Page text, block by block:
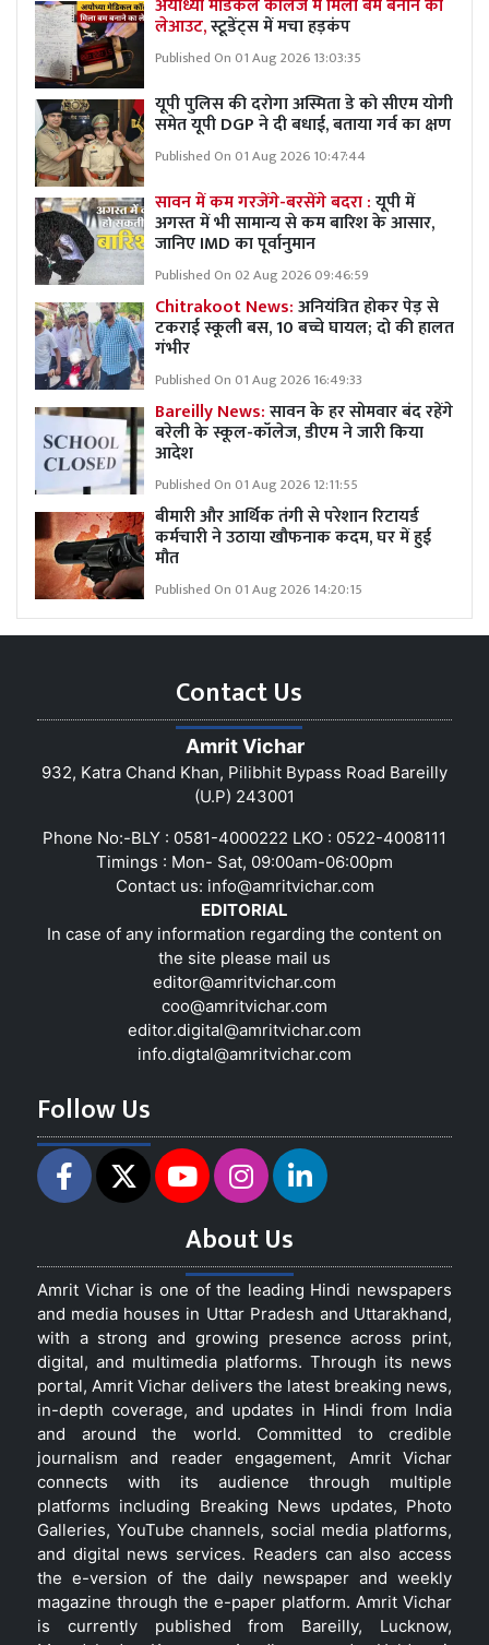
लेआउट,स्टूडेंट्स में मचा हड़कंप
Published On 01 Aug 2026 13:03:35
यूपी पुलिस की दरोगा अस्मिता डे को सीएम योगी
समेत यूपी DGP ने दी बधाई, बताया गर्व का क्षण
Published On 01 Aug 2026 10:47:44
सावन में कम गरजेंगे-बरसेंगे बदरा :यूपी में
अगस्त में भी सामान्य से कम बारिश के आसार,
जानिए IMD का पूर्वानुमान
Published On 02 Aug 2026 09:46:59
Chitrakoot News:अनियंत्रित होकर पेड़ से
टकराई स्कूली बस, 10 बच्चे घायल; दो की हालत
गंभीर
Published On 01 Aug 2026 16:49:33
Bareilly News:सावन के हर सोमवार बंद रहेंगे
बरेली के स्कूल-कॉलेज, डीएम ने जारी किया
आदेश
Published On 01 Aug 2026 12:11:55
बीमारी और आर्थिक तंगी से परेशान रिटायर्ड
कर्मचारी ने उठाया खौफनाक कदम, घर में हुई
मौत
Published On 01 Aug 2026 14:20:15
Contact Us
Amrit Vichar
932, Katra Chand Khan, Pilibhit Bypass Road Bareilly
(U.P) 243001
Phone No:-BLY : 0581-4000222 LKO : 0522-4008111
Timings : Mon- Sat, 09:00am-06:00pm
Contact us: info@amritvichar.com
EDITORIAL
In case of any information regarding the content on
the site please mail us
editor@amritvichar.com
coo@amritvichar.com
editor.digital@amritvichar.com
info.digtal@amritvichar.com
Follow Us
About Us
Amrit Vichar is one of the leading Hindi newspapers
and media houses in Uttar Pradesh and Uttarakhand,
with a strong and growing presence across print,
digital, and multimedia platforms. Through its news
portal, Amrit Vichar delivers the latest breaking news,
in-depth coverage, and updates in Hindi from India
and around the world. Committed to credible
journalism and reader engagement, Amrit Vichar
connects with its audience through multiple
platforms including Breaking News updates, Photo
Galleries, YouTube channels, social media platforms,
and digital news services. Readers can also access
the e-version of the daily newspaper and weekly
magazine through the e-paper platform. Amrit Vichar
is currently published from Bareilly, Lucknow,